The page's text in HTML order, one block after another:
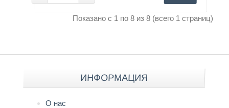
Показано с 1 по 8 из 8 (всего 1 страниц)
ИНФОРМАЦИЯ
О нас